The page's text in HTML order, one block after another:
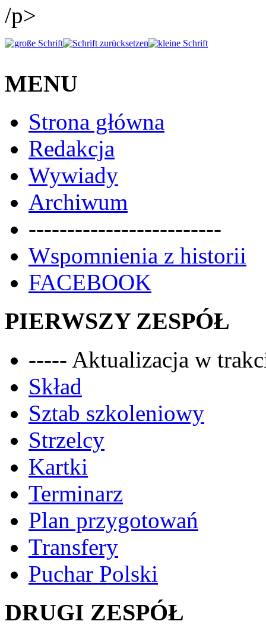
/p>
MENU
Strona główna
Redakcja
Wywiady
Archiwum
-------------------------
Wspomnienia z historii
FACEBOOK
PIERWSZY ZESPÓŁ
----- Aktualizacja w
Skład
Sztab szkoleniowy
Strzelcy
Kartki
Terminarz
Plan przygotowań
Transfery
Puchar Polski
DRUGI ZESPÓŁ